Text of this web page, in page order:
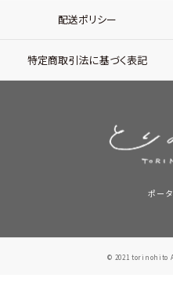
配送ポリシー
特定商取引法に基づく表記
ポー
© 2021 torinohito